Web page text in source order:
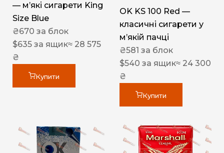
— м’які сигарети King
Size Blue
₴670 за блок
$635 за ящик≈ 28 575
₴
Купити
OK KS 100 Red —
класичні сигарети у
м’якій пачці
₴581 за блок
$540 за ящик≈ 24 300
₴
Купити